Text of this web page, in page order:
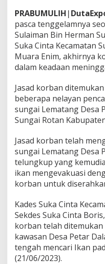
k
H
a
n
y
u
d
S
u
n
a
L
e
m
t
a
g
B
r
h
a
PRABUMULIH|
pasca tenggelamnya
Sulaiman Bin Herman
Suka Cinta Kecamatan
Muara Enim, akhirnya
dalam keadaan
Jasad korban
beberapa nelayan
sungai Lematang Desa
Sungai Rotan
Jasad korban telah
sungai Lematang Desa
telungkup yang
ikan mengevakuasi
korban untuk
Kades Suka Cinta
Sekdes Suka Cinta
korban telah
kawasan Desa Petar
tengah mencari Ikan
(21/06/2023).